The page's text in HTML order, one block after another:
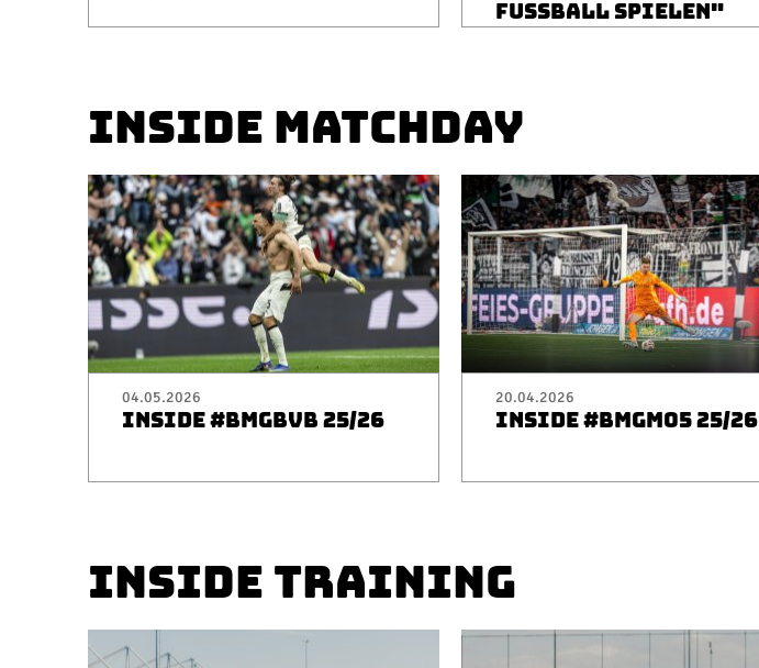
FUSSBALL SPIELEN"
INSIDE MATCHDAY
04.05.2026
INSIDE #BMGBVB 25/26
20.04.2026
INSIDE #BMGM05 25/26
INSIDE TRAINING